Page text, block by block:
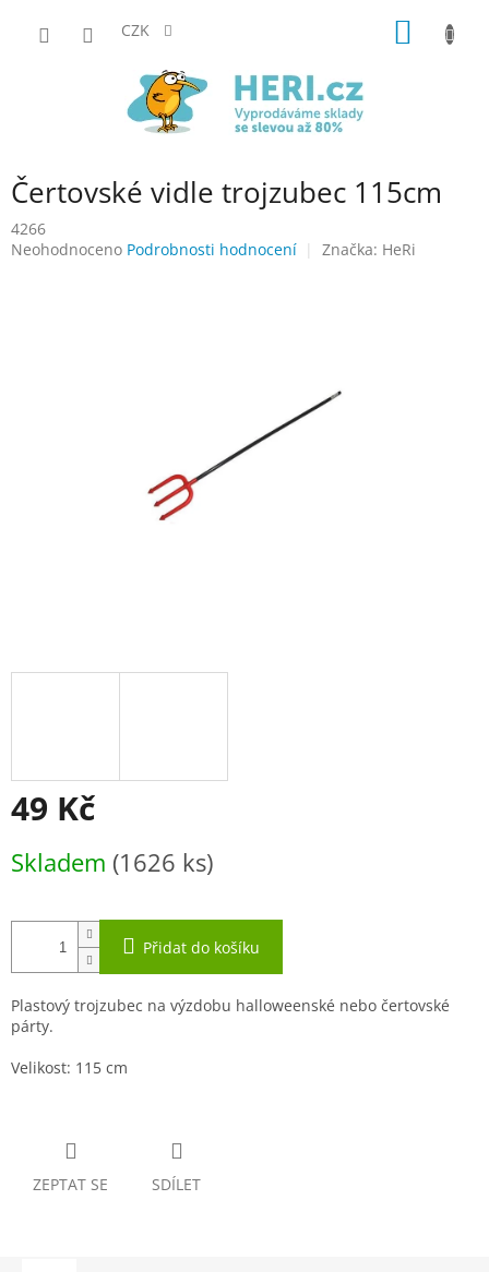
CZK
Čertovské vidle trojzubec 115cm
4266
Průměrné
Neohodnoceno Podrobnosti hodnocení Značka: HeRi
49 Kč
cena:
Skladem (1626 ks)
Přidat do košíku
Plastový trojzubec na výzdobu halloweenské nebo čertovské
párty.
Velikost: 115 cm
ZEPTAT SE SDÍLET